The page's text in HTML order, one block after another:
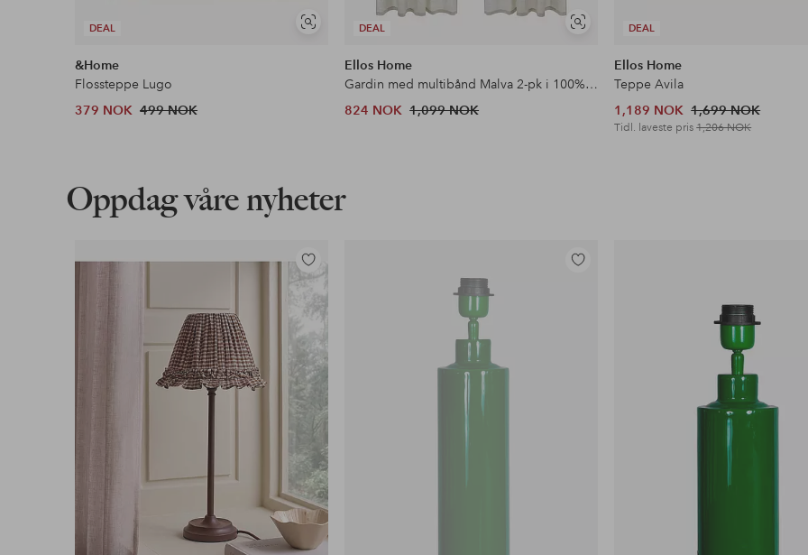
DEAL
Vis
&Home
Flossteppe Lugo
379 NOK 499 NOK
DEAL
Vis
Ellos Home
Gardin med multibånd Malva 2-pk i 100% lin
824 NOK 1,099 NOK
DEAL
Ellos Home
Teppe Avila
1,189 NOK 1,699 NOK
Tidl. laveste pris1,206 NOK
Oppdag våre nyheter
Legg
til
favoritter
Legg